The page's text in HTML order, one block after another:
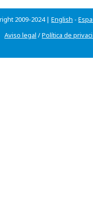
2009-2024 | English -
Aviso legal /Política de